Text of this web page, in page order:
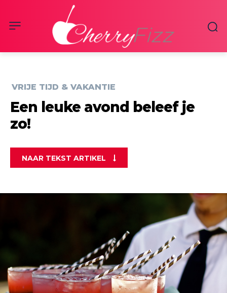
VRIJE TIJD & VAKANTIE
Een leuke avond beleef je
zo!
NAAR TEKST ARTIKEL